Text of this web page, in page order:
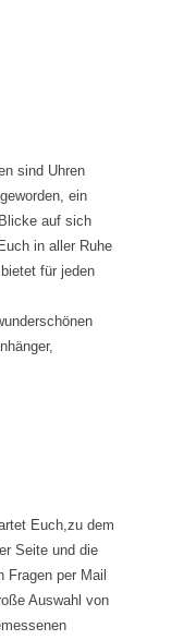
sind Uhren
ein
auf sich
in aller Ruhe
für jeden
Euch,zu dem
Seite und die
Fragen per Mail
Auswahl von